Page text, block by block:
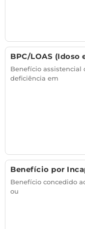
BPC/LOAS (Idoso
Benefício assistencial
deficiência em
Benefício por
Benefício concedido
ou